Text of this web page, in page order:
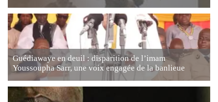
Guédiawaye en deuil : disparition de l’imam
Youssoupha Sarr, une voix engagée de la banlieue